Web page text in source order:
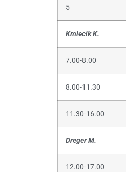
5
Kmiecik K.
7.00-8.00
8.00-11.30
11.30-16.00
Dreger M.
12.00-17.00